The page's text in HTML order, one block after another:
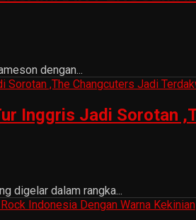
dengan...
Inggris Jadi Sorotan
digelar dalam rangka...